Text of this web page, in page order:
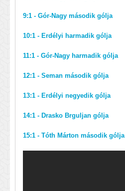
9:1 - Gór-Nagy második gólja
10:1 - Erdélyi harmadik gólja
11:1 - Gór-Nagy harmadik gólja
12:1 - Seman második gólja
13:1 - Erdélyi negyedik gólja
14:1 - Drasko Brguljan gólja
15:1 - Tóth Márton második gólja